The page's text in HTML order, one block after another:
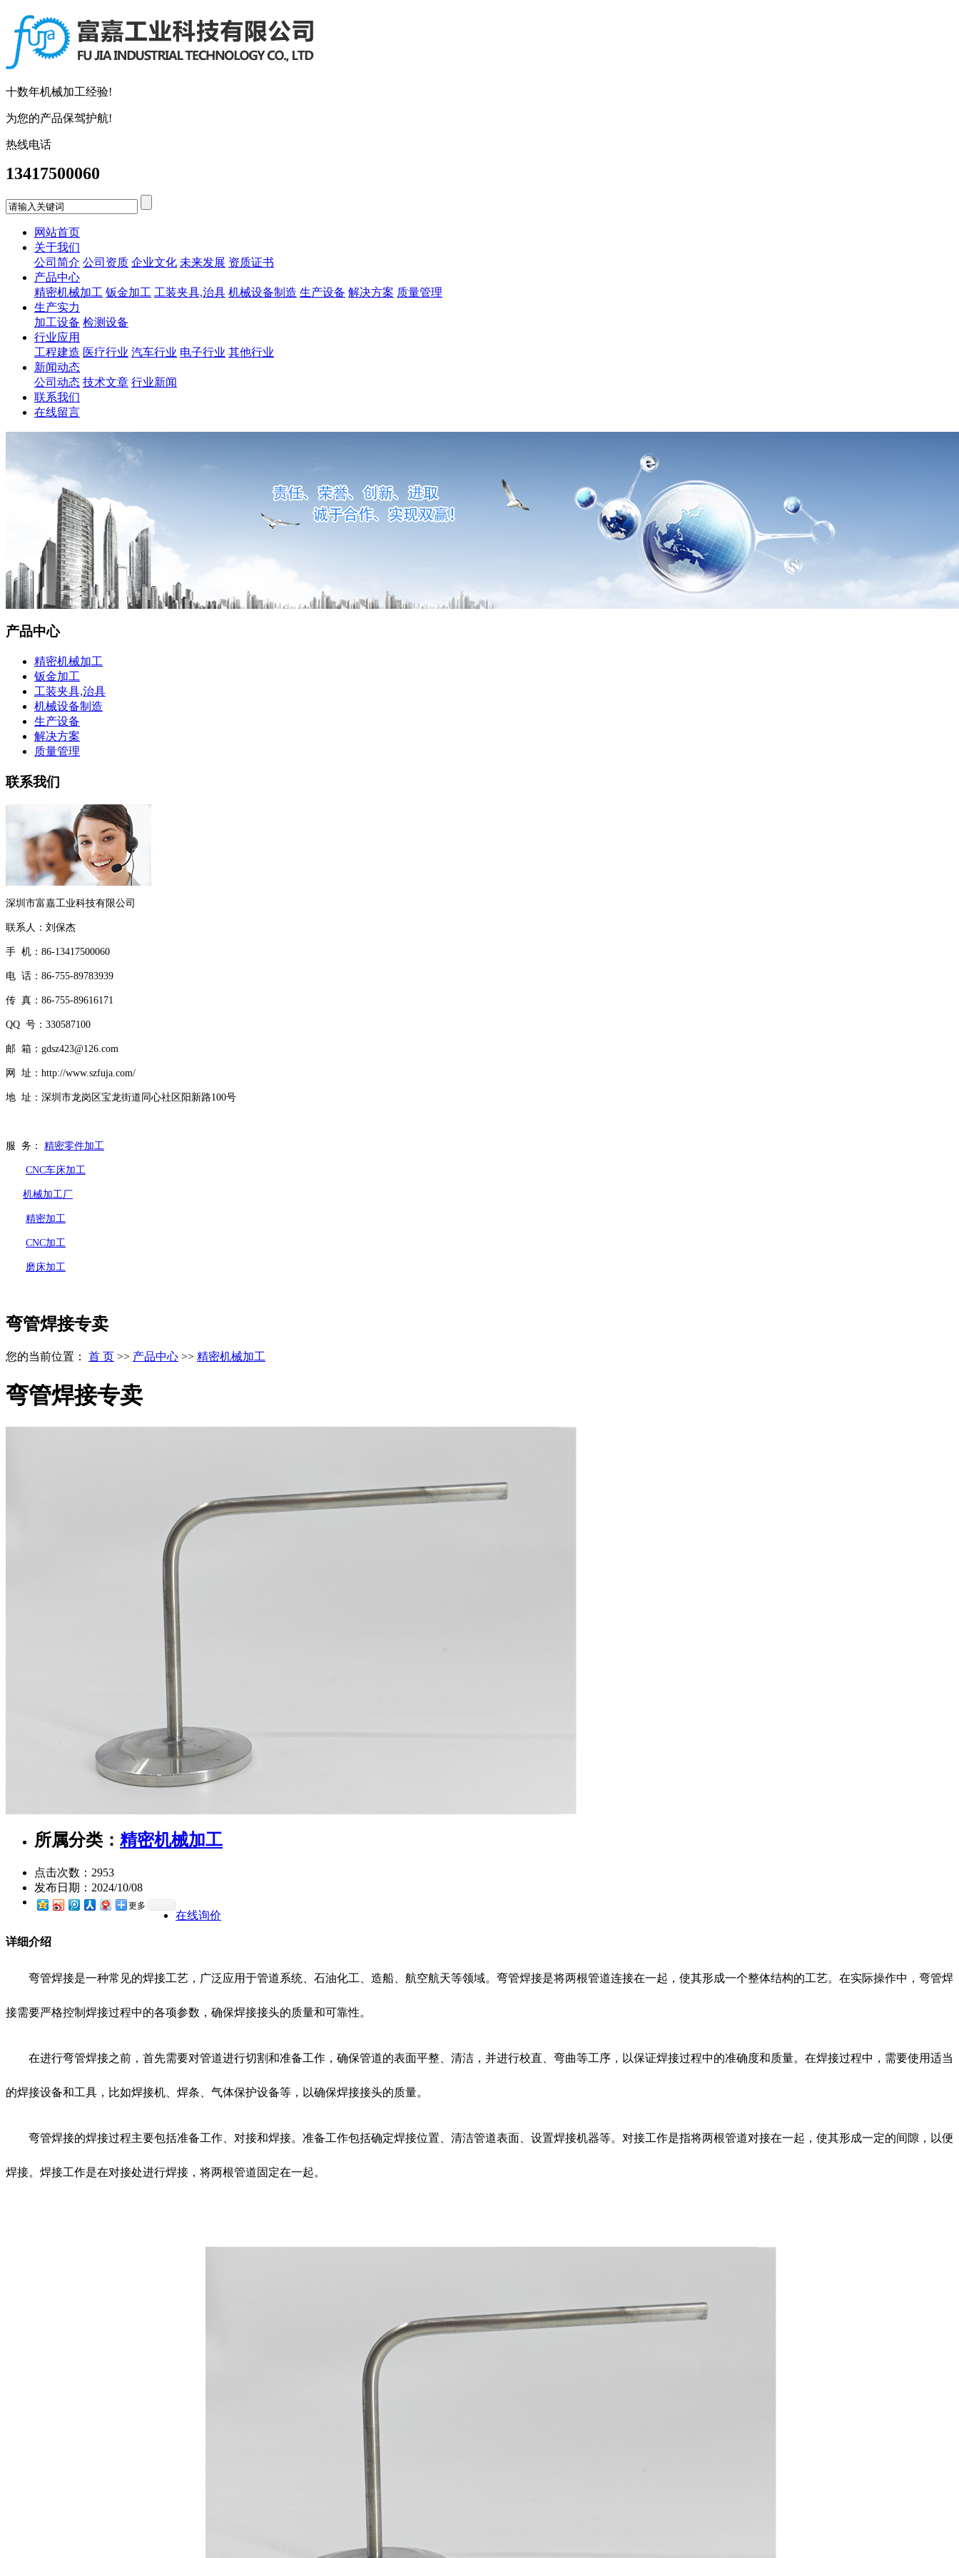
十数年机械加工经验!
为您的产品保驾护航!
热线电话
13417500060
网站首页
关于我们
公司简介 公司资质 企业文化 未来发展 资质证书
产品中心
精密机械加工 钣金加工 工装夹具,治具 机械设备制造 生产设备 解决方案 质量管理
生产实力
加工设备 检测设备
行业应用
工程建造 医疗行业 汽车行业 电子行业 其他行业
新闻动态
公司动态 技术文章 行业新闻
联系我们
在线留言
产品中心
精密机械加工
钣金加工
工装夹具,治具
机械设备制造
生产设备
解决方案
质量管理
联系我们
深圳市富嘉工业科技有限公司
联系人：刘保杰
手 机：86-13417500060
电 话：86-755-89783939
传 真：86-755-89616171
QQ 号：330587100
邮 箱：gdsz423@126.com
网 址：http://www.szfuja.com/
地 址：深圳市龙岗区宝龙街道同心社区阳新路100号
服 务： 精密零件加工
CNC车床加工
机械加工厂
精密加工
CNC加工
磨床加工
弯管焊接专卖
您的当前位置： 首 页 >> 产品中心 >> 精密机械加工
弯管焊接专卖
所属分类： 精密机械加工
点击次数： 2953
发布日期： 2024/10/08
更多
在线询价
详细介绍
弯管焊接是一种常见的焊接工艺，广泛应用于管道系统、石油化工、造船、航空航天等领域。弯管焊接是将两根管道连接在一起，使其形成一个整体结构的工艺。在实际操作中，弯管焊
接需要严格控制焊接过程中的各项参数，确保焊接接头的质量和可靠性。
在进行弯管焊接之前，首先需要对管道进行切割和准备工作，确保管道的表面平整、清洁，并进行校直、弯曲等工序，以保证焊接过程中的准确度和质量。在焊接过程中，需要使用适当
的焊接设备和工具，比如焊接机、焊条、气体保护设备等，以确保焊接接头的质量。
弯管焊接的焊接过程主要包括准备工作、对接和焊接。准备工作包括确定焊接位置、清洁管道表面、设置焊接机器等。对接工作是指将两根管道对接在一起，使其形成一定的间隙，以便
焊接。焊接工作是在对接处进行焊接，将两根管道固定在一起。